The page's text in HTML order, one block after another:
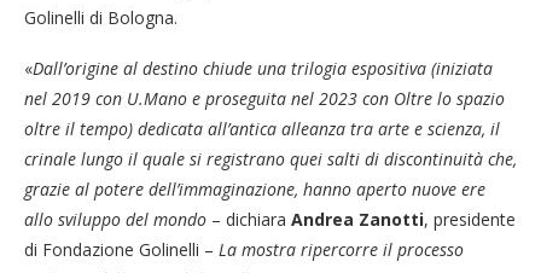
Golinelli di Bologna.
«Dall’origine al destino chiude una trilogia espositiva (iniziata
nel 2019 con U.Mano e proseguita nel 2023 con Oltre lo spazio
oltre il tempo) dedicata all’antica alleanza tra arte e scienza, il
crinale lungo il quale si registrano quei salti di discontinuità che,
grazie al potere dell’immaginazione, hanno aperto nuove ere
allo sviluppo del mondo – dichiara Andrea Zanotti, presidente
di Fondazione Golinelli – La mostra ripercorre il processo